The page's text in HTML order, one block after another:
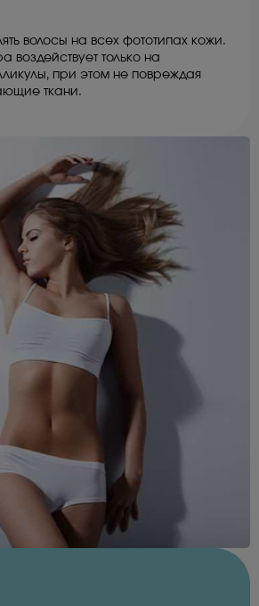
волосы на всех фототипах кожи.
воздействует только на
при этом не повреждая
ткани.